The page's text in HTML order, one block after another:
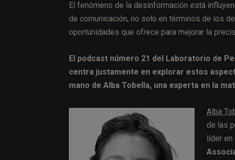
El fenómeno de la desinformación está
de comunicación, no solo en términos de los
oportunidades que ofrece para mejorar la
El podcast número 21 del Laboratorio de
centra justamente en explorar estos
mano de Alba Tobella, una experta en la
Alba
de las
líder en